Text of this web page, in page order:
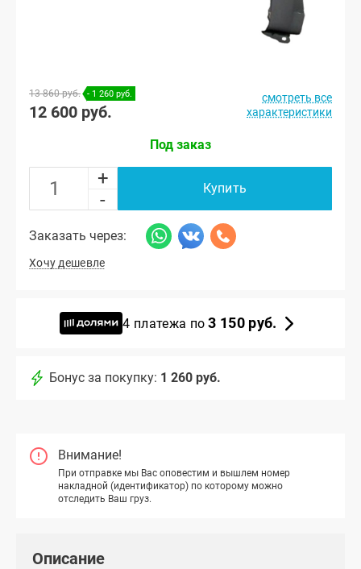
13 860 руб. - 1 260 руб.
12 600 руб.
смотреть все
характеристики
Под заказ
+
-
Купить
Заказать через:
Хочу дешевле
4 платежа по3 150 руб.
Бонус за покупку: 1 260 руб.
Внимание!
При отправке мы Вас оповестим и вышлем номер
накладной (идентификатор) по которому можно
отследить Ваш груз.
Описание